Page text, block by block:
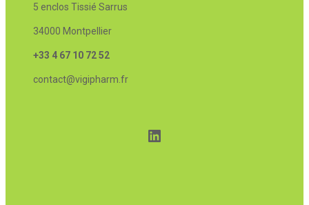
5 enclos Tissié Sarrus
34000 Montpellier
+33 4 67 10 72 52
contact@vigipharm.fr
LinkedIn